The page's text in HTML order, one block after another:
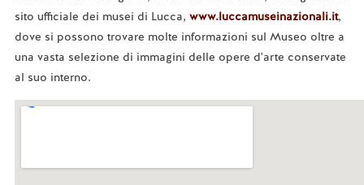
sito ufficiale dei musei di Lucca, www.luccamuseinazionali.it,
dove si possono trovare molte informazioni sul Museo oltre a
una vasta selezione di immagini delle opere d'arte conservate
al suo interno.